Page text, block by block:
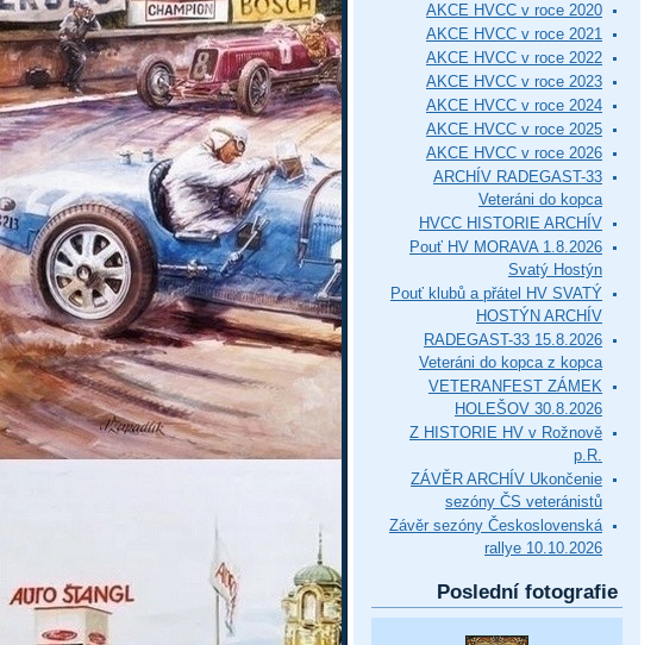
AKCE HVCC v roce 2020
AKCE HVCC v roce 2021
AKCE HVCC v roce 2022
AKCE HVCC v roce 2023
AKCE HVCC v roce 2024
AKCE HVCC v roce 2025
AKCE HVCC v roce 2026
ARCHÍV RADEGAST-33
Veteráni do kopca
HVCC HISTORIE ARCHÍV
Pouť HV MORAVA 1.8.2026
Svatý Hostýn
Pouť klubů a přátel HV SVATÝ
HOSTÝN ARCHÍV
RADEGAST-33 15.8.2026
Veteráni do kopca z kopca
VETERANFEST ZÁMEK
HOLEŠOV 30.8.2026
Z HISTORIE HV v Rožnově
p.R.
ZÁVĚR ARCHÍV Ukončenie
sezóny ČS veteránistů
Závěr sezóny Československá
rallye 10.10.2026
Poslední fotografie